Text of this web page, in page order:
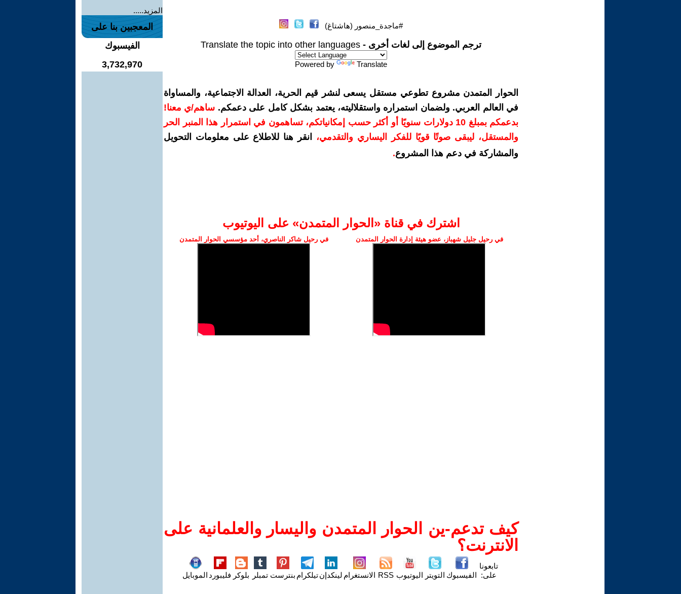
#ماجدة_منصور (هاشتاغ)
ترجم الموضوع إلى لغات أخرى - Translate the topic into other languages
Powered by Translate
الحوار المتمدن مشروع تطوعي مستقل يسعى لنشر قيم الحرية، العدالة الاجتماعية، والمساواة
في العالم العربي. ولضمان استمراره واستقلاليته، يعتمد بشكل كامل على دعمكم. ساهم/ي معنا!
بدعمكم بمبلغ 10 دولارات سنويًا أو أكثر حسب إمكانياتكم، تساهمون في استمرار هذا المنبر الحر
والمستقل، ليبقى صوتًا قويًا للفكر اليساري والتقدمي،
انقر هنا للاطلاع على معلومات التحويل
والمشاركة في دعم هذا المشروع.
اشترك في قناة ‫«الحوار المتمدن» على اليوتيوب
في رحيل جليل شهباز، عضو هيئة إدارة الحوار المتمدن في رحيل شاكر الناصري، أحد مؤسسي الحوار المتمدن
كيف تدعم-ين الحوار المتمدن واليسار والعلمانية على
الانترنت؟
تابعونا
على: الفيسبوك التويتر اليوتيوب RSS الانستغرام لينكدإنتيلكرام بنترست تمبلر بلوكر فليبورد الموبايل
المزيد.....
المعجبين بنا على
الفيسبوك
3,732,970